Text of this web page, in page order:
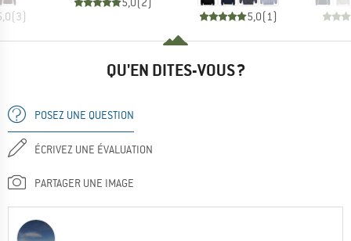
(3) 5,0(1)
QU'EN DITES-VOUS ?
POSEZ UNE QUESTION
ÉCRIVEZ UNE ÉVALUATION
PARTAGER UNE IMAGE